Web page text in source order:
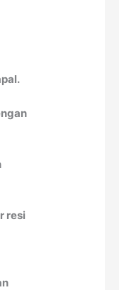
resi